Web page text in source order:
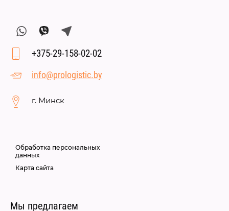
+375-29-158-02-02
info@prologistic.by
г. Минск
Мы предлагаем
Обработка персональных
данных
Карта сайта